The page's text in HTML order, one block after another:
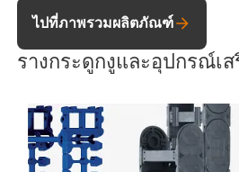
รางกระดูกงูและอุปกรณ์เ
ไปที่ภาพรวมผลิตภัณฑ์